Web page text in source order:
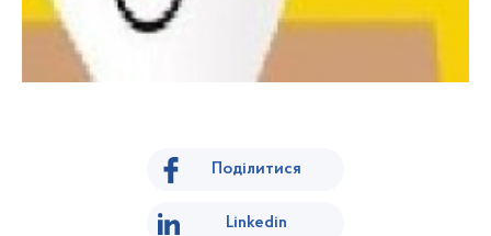
Поділитися
Linkedin